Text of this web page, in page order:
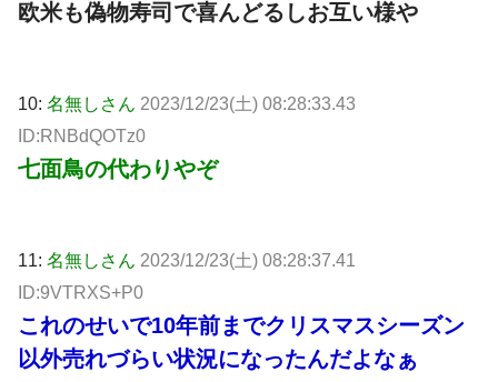
欧米も偽物寿司で喜んどるしお互い様や
10: 名無しさん 2023/12/23(土) 08:28:33.43
ID:RNBdQOTz0
七面鳥の代わりやぞ
11: 名無しさん 2023/12/23(土) 08:28:37.41
ID:9VTRXS+P0
これのせいで10年前までクリスマスシーズン
以外売れづらい状況になったんだよなぁ